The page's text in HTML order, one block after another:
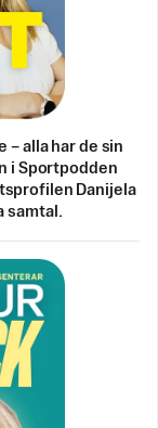
– alla har de sin
i Sportpodden
Danijela
samtal.